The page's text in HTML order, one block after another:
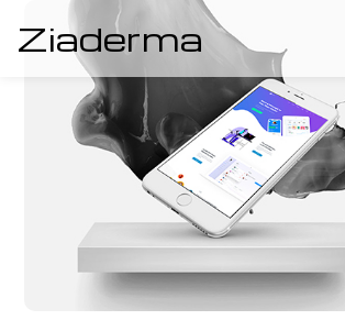
Ziaderma